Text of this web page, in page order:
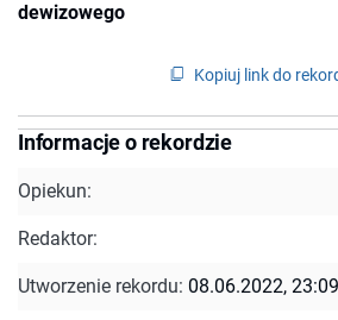
dewizowego
Kopiuj link do
Informacje o rekordzie
Opiekun:
Redaktor:
Utworzenie rekordu: 08.06.2022, 23:09